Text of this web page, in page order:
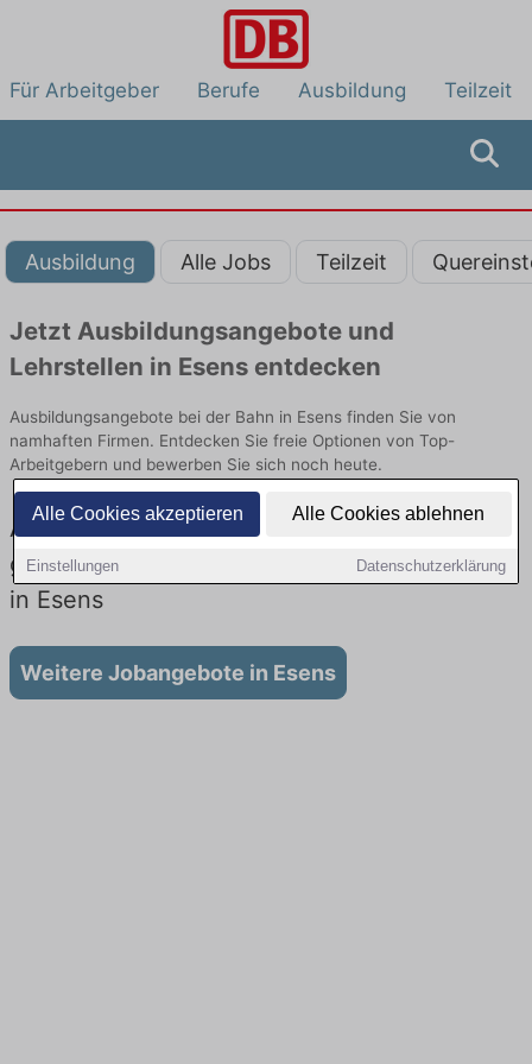
Alle Cookies akzeptieren Alle Cookies ablehnen
Einstellungen Datenschutzerklärung
Für Arbeitgeber Berufe Ausbildung Teilzeit
Ausbildung Alle Jobs Teilzeit
Jetzt Ausbildungsangebote und
Lehrstellen in Esens entdecken
Ausbildungsangebote bei der Bahn in Esens finden Sie von
namhaften Firmen. Entdecken Sie freie Optionen von Top-
Arbeitgebern und bewerben Sie sich noch heute.
Ausbildung in Esens bei der Bahn: Aktuell
gibt es keine Stellenangebote für Ausbildung
in Esens
Weitere Jobangebote in Esens